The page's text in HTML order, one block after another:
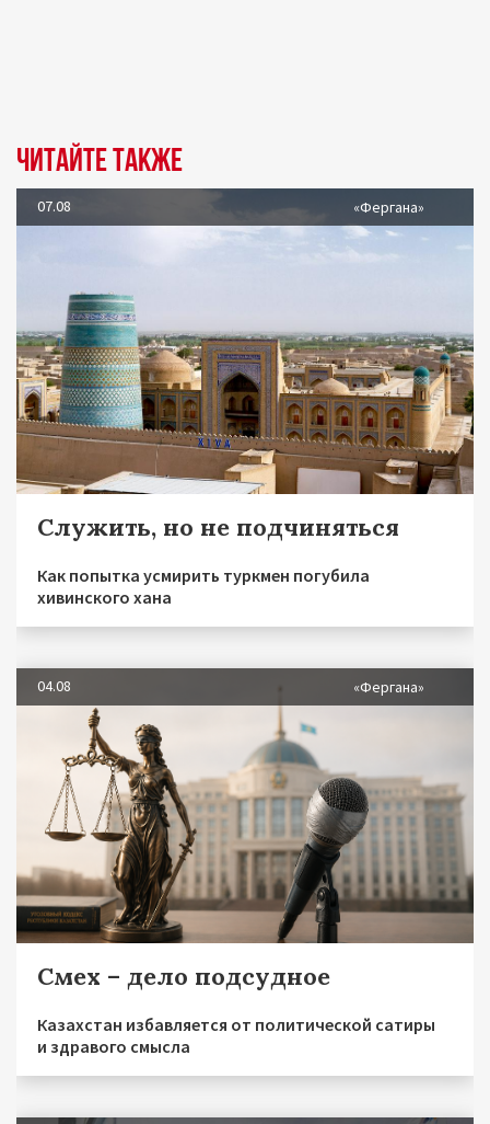
Читайте также
07.08 «Фергана»
Служить, но не подчиняться
Как попытка усмирить туркмен погубила
хивинского хана
04.08 «Фергана»
Смех – дело подсудное
Казахстан избавляется от политической сатиры
и здравого смысла